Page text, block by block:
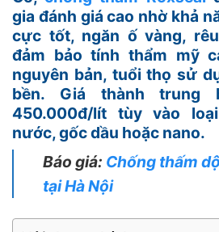
gia đánh giá cao nhờ khả
cực tốt, ngăn ố vàng,
đảm bảo tính thẩm mỹ
nguyên bản, tuổi thọ sử
bền. Giá thành trung
450.000đ/lít tùy vào
nước, gốc dầu hoặc nano.
Báo giá: Chống thấm
tại Hà Nội